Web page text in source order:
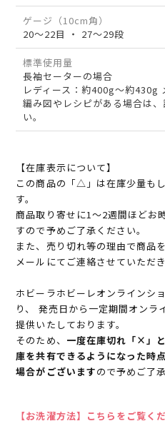
ゲージ（10cm角）
20～22目 ・ 27～29段
標準使用量
長袖セーターの場合
レディース：約400g～約430g
編み図やレシピがある場合は
い。
【在庫表示について】
この商品の「△」は在庫少量も
す。
商品取り寄せに1～2週間ほどお
すので予めご了承ください。
また、売り切れ等の理由で商品
メールにてご連絡させていただき
ホビーラホビーレオンラインシ
り、 発売日から一定期間オンラ
提供いたしております。
そのため、 一度在庫切れ「×」
庫を共有できるようになった時
場合がございますので予めご了
【お洗濯方法】こちらをご覧くだ